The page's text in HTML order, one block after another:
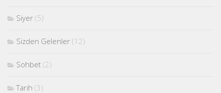
Siyer (5)
Sizden Gelenler (12)
Sohbet (2)
Tarih (3)